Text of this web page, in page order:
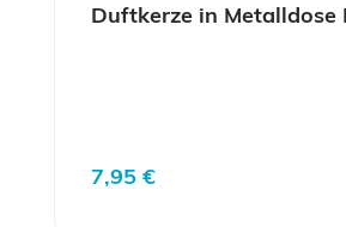
Duftkerze in Metalldose
Regulärer Preis:
7,95 €